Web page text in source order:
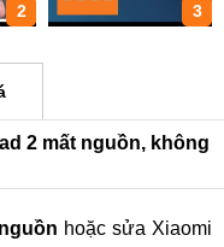
2 3
2 mất nguồn, không
hoặc sửa Xiaomi